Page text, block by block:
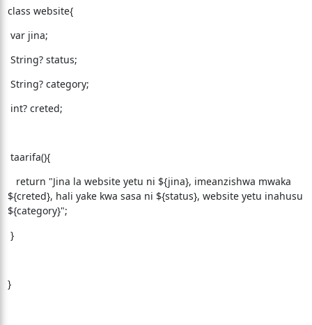
class website{
var jina;
String? status;
String? category;
int? creted;
taarifa(){
return "Jina la website yetu ni ${jina}, imeanzishwa mwaka
${creted}, hali yake kwa sasa ni ${status}, website yetu inahusu
${category}";
}
}